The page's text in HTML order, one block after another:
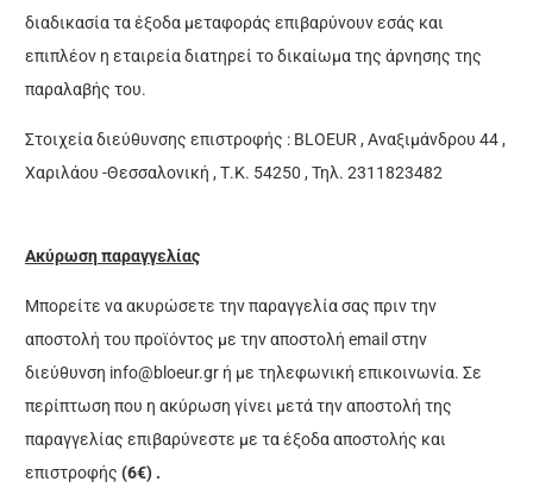
διαδικασία τα έξοδα μεταφοράς επιβαρύνουν εσάς και
επιπλέον η εταιρεία διατηρεί το δικαίωμα της άρνησης της
παραλαβής του.
Στοιχεία διεύθυνσης επιστροφής : BLOEUR , Αναξιμάνδρου 44 ,
Χαριλάου -Θεσσαλονική , Τ.Κ. 54250 , Τηλ. 2311823482
Ακύρωσηπαραγγελίας
Μπορείτε να ακυρώσετε την παραγγελία σας πριν την
αποστολή του προϊόντος με την αποστολή email στην
διεύθυνση info@bloeur.gr ή με τηλεφωνική επικοινωνία. Σε
περίπτωση που η ακύρωση γίνει μετά την αποστολή της
παραγγελίας επιβαρύνεστε με τα έξοδα αποστολής και
επιστροφής (6€) .